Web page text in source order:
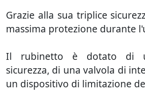
Grazie alla sua triplice
massima protezione durante
Il rubinetto è dotato di
sicurezza, di una valvola di
un dispositivo di limitazione